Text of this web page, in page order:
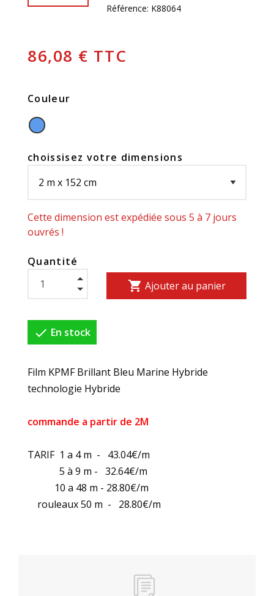
Référence: K88064
86,08 € TTC
Couleur
choissisez votre dimensions
Cette dimension est expédiée sous 5 à 7 jours
ouvrés !
Quantité
shopping_cart Ajouter au panier
 En stock
Film KPMF Brillant Bleu Marine Hybride
technologie Hybride
commande a partir de 2M
TARIF 1 a 4 m - 43.04€/m
5 à 9 m - 32.64€/m
10 a 48 m - 28.80€/m
rouleaux 50 m - 28.80€/m